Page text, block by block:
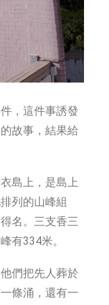
，這件事誘發
故事，結果給
島上，是島上
列的山峰組
名。三支香三
有334米。
們把先人葬於
條涌，還有一